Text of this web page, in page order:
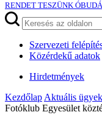
RENDET TESZÜNK
Szervezeti
Közérdekű adatok
Hirdetmények
Kezdőlap Aktuális ügyek
Fotóklub Egyesület